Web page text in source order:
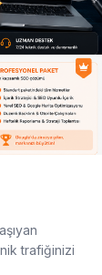
trafiğinizi